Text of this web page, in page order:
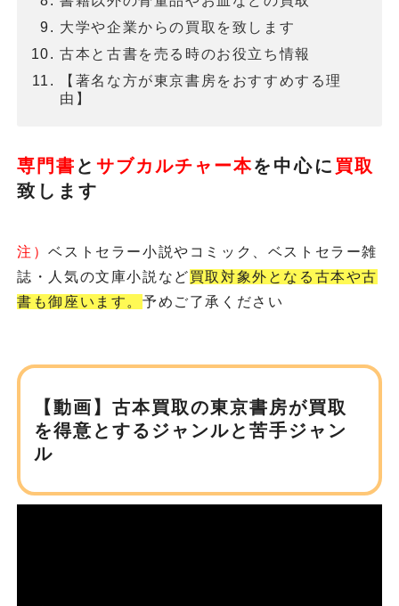
大学や企業からの買取を致します
古本と古書を売る時のお役立ち情報
【著名な方が東京書房をおすすめする理
由】
専門書 とサブカルチャー本を 中心に 買取
致します
注）ベストセラー小説やコミック、ベストセラー雑
誌・人気の文庫小説など買取対象外となる古本や古
書も御座います。 予めご了承ください
【動画】古本買取の東京書房が買取
を得意とするジャンルと苦手ジャン
ル